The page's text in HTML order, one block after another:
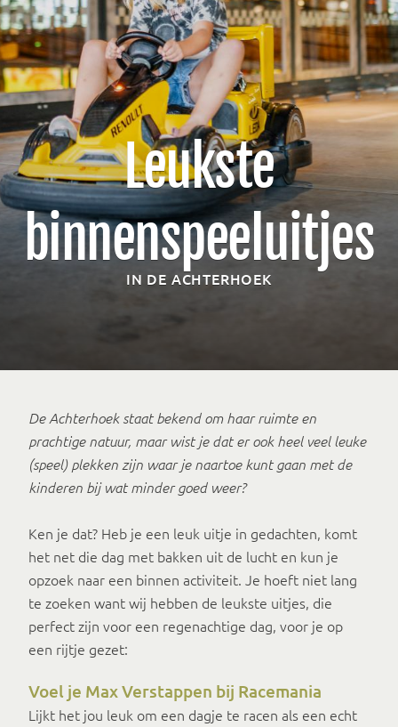
Leukste
binnenspeeluitjes
IN DE ACHTERHOEK
De Achterhoek staat bekend om haar ruimte en
prachtige natuur, maar wist je dat er ook heel veel leuke
(speel) plekken zijn waar je naartoe kunt gaan met de
kinderen bij wat minder goed weer?
Ken je dat? Heb je een leuk uitje in gedachten, komt
het net die dag met bakken uit de lucht en kun je
opzoek naar een binnen activiteit. Je hoeft niet lang
te zoeken want wij hebben de leukste uitjes, die
perfect zijn voor een regenachtige dag, voor je op
een rijtje gezet:
Voel je Max Verstappen bij Racemania
Lijkt het jou leuk om een dagje te racen als een echt